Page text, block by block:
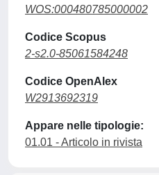
WOS:000480785000002
Codice Scopus
2-s2.0-85061584248
Codice OpenAlex
W2913692319
Appare nelle tipologie:
01.01 - Articolo in rivista